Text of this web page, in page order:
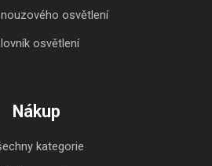
osvětlení
osvětlení
Nákup
kategorie